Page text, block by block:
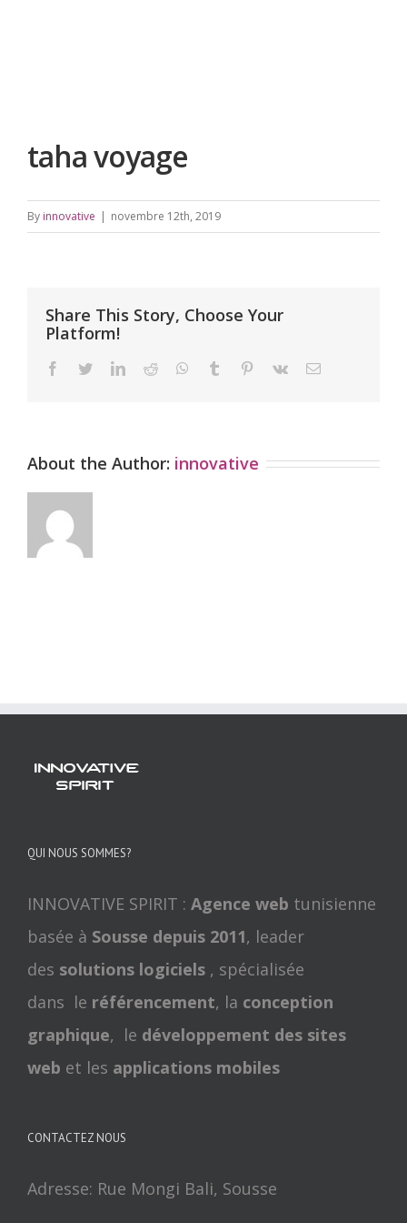
taha voyage
By innovative | novembre 12th, 2019
Share This Story, Choose Your
Platform!
facebooktwitterlinkedinreddit whatsapp
tumblr pinterest
vk Email
About the Author: innovative
QUI NOUS SOMMES?
INNOVATIVE SPIRIT : Agence web tunisienne
basée à Sousse depuis 2011, leader
des solutions logiciels , spécialisée
dans le référencement, la conception
graphique, le développement des sites
web et les applications mobiles
CONTACTEZ NOUS
Adresse: Rue Mongi Bali, Sousse